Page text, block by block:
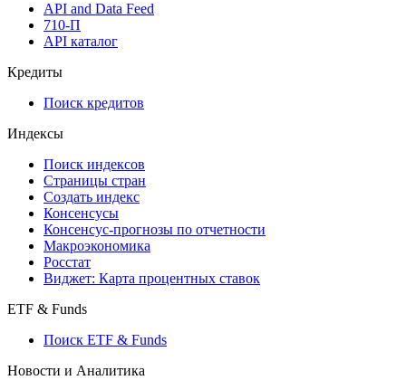
Мобильное приложение Cbonds
API
API and Data Feed
API каталог
Кредиты
Поиск кредитов
Индексы
Поиск индексов
Страницы стран
Создать индекс
Консенсусы
Макроэкономика
Виджет: Карта процентных ставок
ETF & Funds